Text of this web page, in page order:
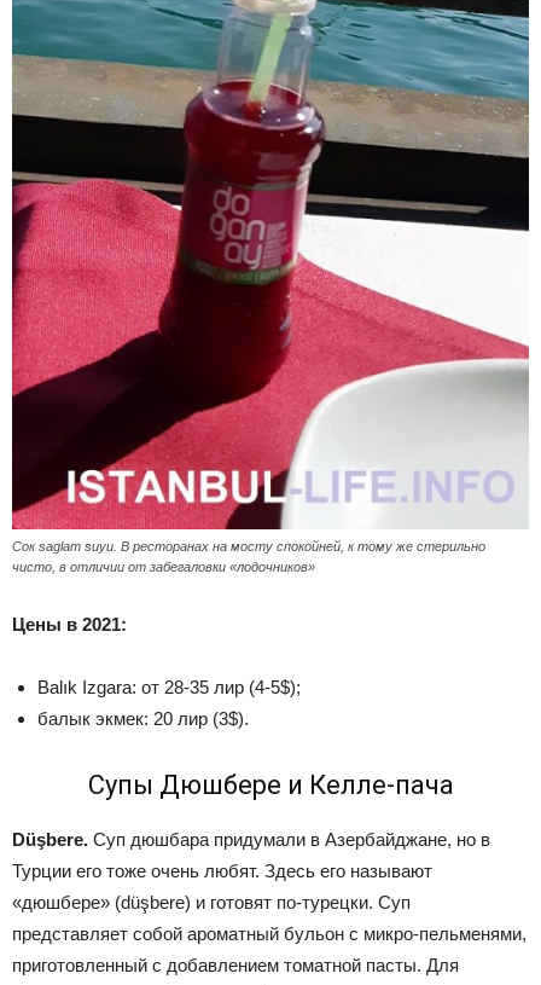
Сок saglam suyu. В ресторанах на мосту спокойней, к тому же стерильно
чисто, в отличии от забегаловки «лодочников»
Цены в 2021:
Balık Izgara: от 28-35 лир (4-5$);
балык экмек: 20 лир (3$).
Супы Дюшбере и Келле-пача
Düşbere. Суп дюшбара придумали в Азербайджане, но в
Турции его тоже очень любят. Здесь его называют
«дюшбере» (düşbere) и готовят по-турецки. Суп
представляет собой ароматный бульон с микро-пельменями,
приготовленный с добавлением томатной пасты. Для